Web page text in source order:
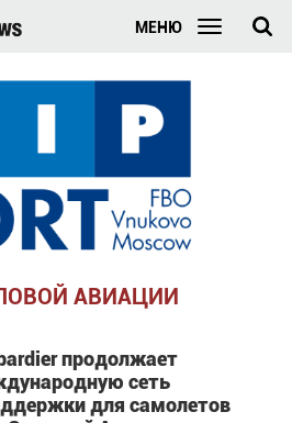
МЕНЮ
АВИАЦИИ
продолжает
сеть
для самолетов